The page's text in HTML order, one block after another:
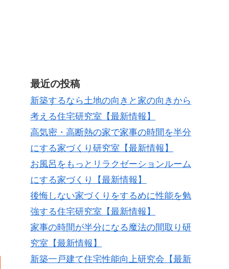
最近の投稿
新築するなら土地の向きと家の向きから
考える住宅研究室【最新情報】
高気密・高断熱の家で家事の時間を半分
にする家づくり研究室【最新情報】
お風呂をもっとリラクゼーションルーム
にする家づくり【最新情報】
後悔しない家づくりをするめに性能を勉
強する住宅研究室【最新情報】
家事の時間が半分になる魔法の間取り研
究室【最新情報】
新築一戸建て住宅性能向上研究会【最新